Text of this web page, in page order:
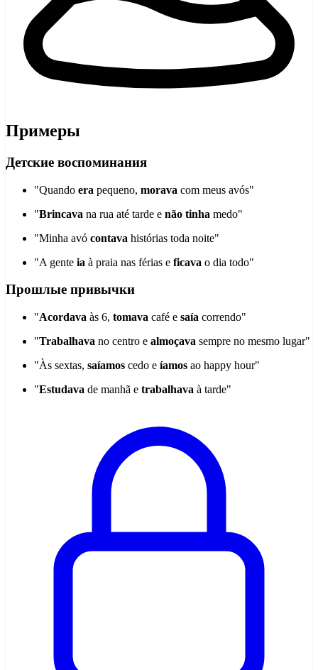
Примеры
Детские воспоминания
"Quando era pequeno, morava com meus avós"
"Brincava na rua até tarde e não tinha medo"
"Minha avó contava histórias toda noite"
"A gente ia à praia nas férias e ficava o dia todo"
Прошлые привычки
"Acordava às 6, tomava café e saía correndo"
"Trabalhava no centro e almoçava sempre no mesmo lugar"
"Às sextas, saíamos cedo e íamos ao happy hour"
"Estudava de manhã e trabalhava à tarde"